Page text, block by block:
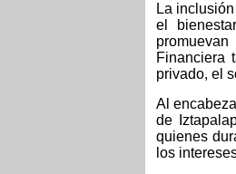
La
el
Financiera
privado, el
Al
de
quienes
los